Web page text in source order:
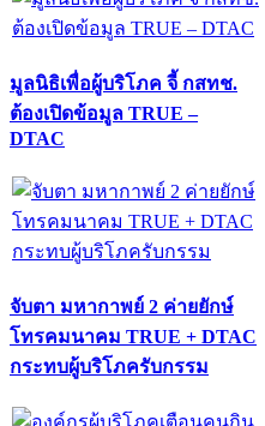
มูลนิธิเพื่อผู้บริโภค จี้ กสทช.
ต้องเปิดข้อมูล TRUE –
DTAC
จับตา มหากาพย์ 2 ค่ายยักษ์
โทรคมนาคม TRUE + DTAC
กระทบผู้บริโภครับกรรม